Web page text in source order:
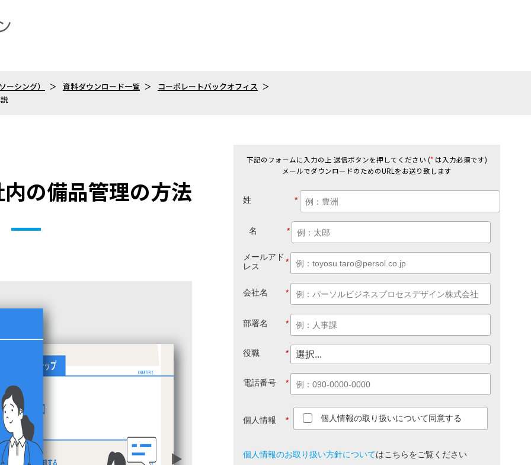
ーシング） 資料ダウンロード一覧
コーポレートバックオフィス
の備品管理の方法
下記のフォームに入力の上 送信ボタンを押してください (* は入力必須です)
メールでダウンロードのためのURLをお送り致します
*
姓
*
名
*
メールアド
レス
*
会社名
*
部署名
*
役職
*
電話番号
*
個人情報 個人情報の取り扱いについて同意する
個人情報のお取り扱い方針についてはこちらをご覧ください